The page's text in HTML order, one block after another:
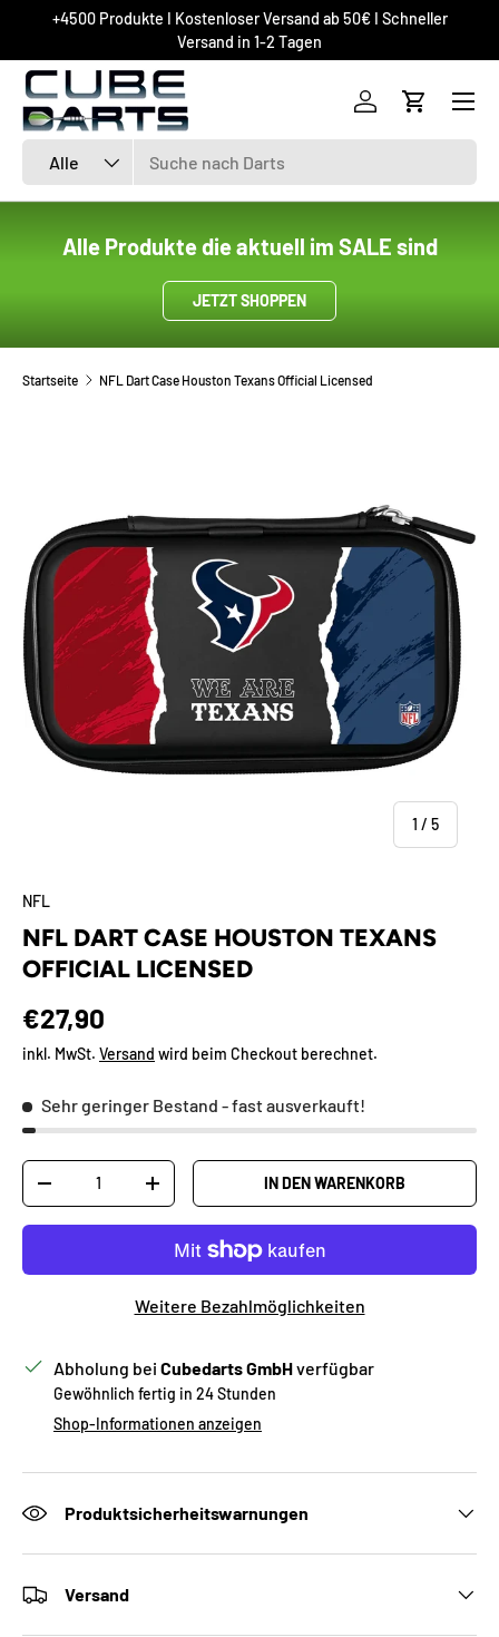
DIREKT ZUM INHALT
+4500 Produkte I Kostenloser Versand ab 50€ I Schneller
Versand in 1-2 Tagen
Alle
Einloggen
Alle Produkte die aktuell im SALE sind
JETZT SHOPPEN
Startseite NFL Dart Case Houston Texans Official Licensed
1 / von
5
NFL
NFL DART CASE HOUSTON TEXANS
OFFICIAL LICENSED
Normaler Preis
€27,90
inkl. MwSt. Versand wird beim Checkout berechnet.
Sehr geringer Bestand - fast ausverkauft!
Anzahl
MENGE VERRINGERNMENGE ERHÖHENIN DEN WARENKORB
Weitere Bezahlmöglichkeiten
Abholung bei Cubedarts GmbHverfügbar
Gewöhnlich fertig in 24 Stunden
Shop-Informationen anzeigen
Produktsicherheitswarnungen
Versand